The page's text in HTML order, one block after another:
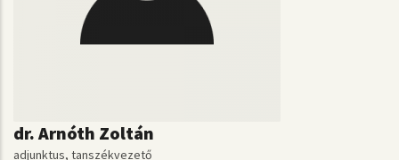
dr. Arnóth Zoltán
adjunktus, tanszékvezető